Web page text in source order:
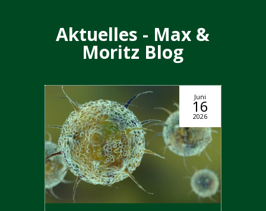
Aktuelles - Max &
Moritz Blog
Juni
16
2026